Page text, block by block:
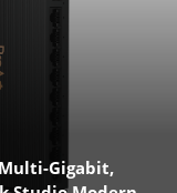
Gigabit,